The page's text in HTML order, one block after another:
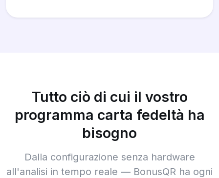
Tutto ciò di cui il vostro
programma carta fedeltà ha
bisogno
Dalla configurazione senza hardware
all'analisi in tempo reale — BonusQR ha ogni